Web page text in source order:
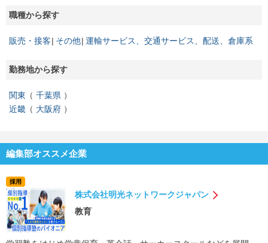
職種から探す
販売・接客 その他 運輸サービス、交通サービス、配送、倉庫系
勤務地から探す
関東
千葉県
近畿
大阪府
編集部オススメ企業
採用
株式会社明光ネットワークジャパン
教育